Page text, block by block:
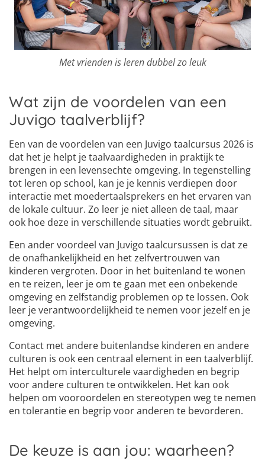
Met vrienden is leren dubbel zo leuk
Wat zijn de voordelen van een
Juvigo taalverblijf?
Een van de voordelen van een Juvigo taalcursus 2026 is
dat het je helpt je taalvaardigheden in praktijk te
brengen in een levensechte omgeving. In tegenstelling
tot leren op school, kan je je kennis verdiepen door
interactie met moedertaalsprekers en het ervaren van
de lokale cultuur. Zo leer je niet alleen de taal, maar
ook hoe deze in verschillende situaties wordt gebruikt.
Een ander voordeel van Juvigo taalcursussen is dat ze
de onafhankelijkheid en het zelfvertrouwen van
kinderen vergroten. Door in het buitenland te wonen
en te reizen, leer je om te gaan met een onbekende
omgeving en zelfstandig problemen op te lossen. Ook
leer je verantwoordelijkheid te nemen voor jezelf en je
omgeving.
Contact met andere buitenlandse kinderen en andere
culturen is ook een centraal element in een taalverblijf.
Het helpt om interculturele vaardigheden en begrip
voor andere culturen te ontwikkelen. Het kan ook
helpen om vooroordelen en stereotypen weg te nemen
en tolerantie en begrip voor anderen te bevorderen.
De keuze is aan jou: waarheen?